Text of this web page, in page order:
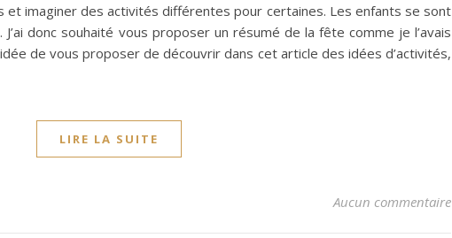
et imaginer des activités différentes pour certaines. Les enfants se sont
J’ai donc souhaité vous proposer un résumé de la fête comme je l’avais
de vous proposer de découvrir dans cet article des idées d’activités,
LIRE LA SUITE
Aucun commentaire